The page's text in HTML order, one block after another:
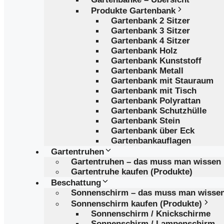
Produkte Gartenbank
Gartenbank 2 Sitzer
Gartenbank 3 Sitzer
Gartenbank 4 Sitzer
Gartenbank Holz
Gartenbank Kunststoff
Gartenbank Metall
Gartenbank mit Stauraum
Gartenbank mit Tisch
Gartenbank Polyrattan
Gartenbank Schutzhülle
Gartenbank Stein
Gartenbank über Eck
Gartenbankauflagen
Gartentruhen
Gartentruhen – das muss man wissen
Gartentruhe kaufen (Produkte)
Beschattung
Sonnenschirm – das muss man
Sonnenschirm kaufen (Produkte)
Sonnenschirm / Knickschirme